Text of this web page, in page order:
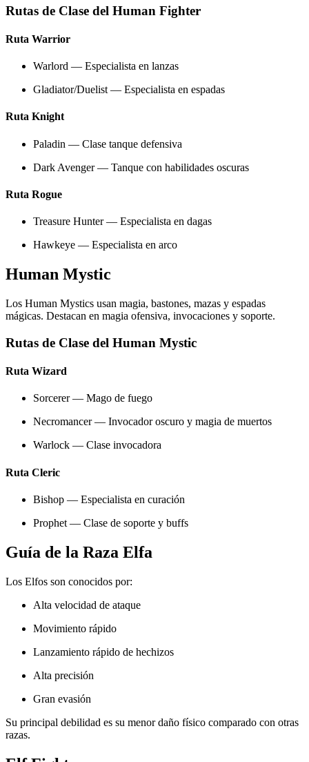
Rutas de Clase del Human Fighter
Ruta Warrior
Warlord — Especialista en lanzas
Gladiator/Duelist — Especialista en espadas
Ruta Knight
Paladin — Clase tanque defensiva
Dark Avenger — Tanque con habilidades oscuras
Ruta Rogue
Treasure Hunter — Especialista en dagas
Hawkeye — Especialista en arco
Human Mystic
Los Human Mystics usan magia, bastones, mazas y espadas
mágicas. Destacan en magia ofensiva, invocaciones y soporte.
Rutas de Clase del Human Mystic
Ruta Wizard
Sorcerer — Mago de fuego
Necromancer — Invocador oscuro y magia de muertos
Warlock — Clase invocadora
Ruta Cleric
Bishop — Especialista en curación
Prophet — Clase de soporte y buffs
Guía de la Raza Elfa
Los Elfos son conocidos por:
Alta velocidad de ataque
Movimiento rápido
Lanzamiento rápido de hechizos
Alta precisión
Gran evasión
Su principal debilidad es su menor daño físico comparado con otras
razas.